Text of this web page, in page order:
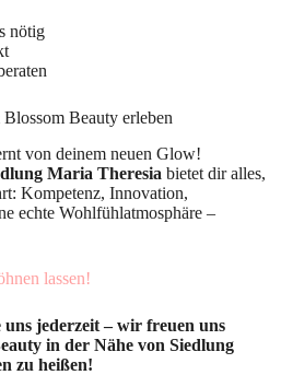
nötig
Beauty erleben
von deinem neuen Glow!
Maria Theresia bietet dir alles,
Kompetenz, Innovation,
echte Wohlfühlatmosphäre –
lassen!
jederzeit – wir freuen uns
in der Nähe von Siedlung
zu heißen!